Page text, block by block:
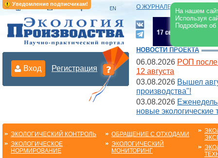
Уведомление подписчикам!
На нашем
Используя
Подробнее
О ЖУРНАЛЕ |
Вход Регистрация
НОВОСТИ ПРОЕКТА
06.08.2026 РОП после
12 августа
03.08.2026 Вышел
производства"!
03.08.2026
новые экологические
ЭКОЛОГИЧЕСКИЙ КОНТРОЛЬ
ЭКОЛОГИЧЕСКОЕ
НОРМИРОВАНИЕ
ОБРАЩЕНИЕ С ОТХОДАМИ
ЭКОЛОГИЧЕСКИЙ
МОНИТОРИНГ